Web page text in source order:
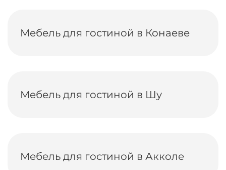
Мебель для гостиной в Конаеве
Мебель для гостиной в Шу
Мебель для гостиной в Акколе